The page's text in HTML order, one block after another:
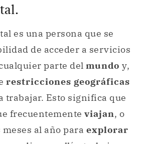
es una persona que se
de acceder a servicios
parte del mundo y,
restricciones geográficas
trabajar. Esto significa que
frecuentemente viajan, o
al año para explorar